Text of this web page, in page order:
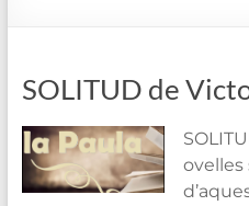
SOLITUD de
ovelles